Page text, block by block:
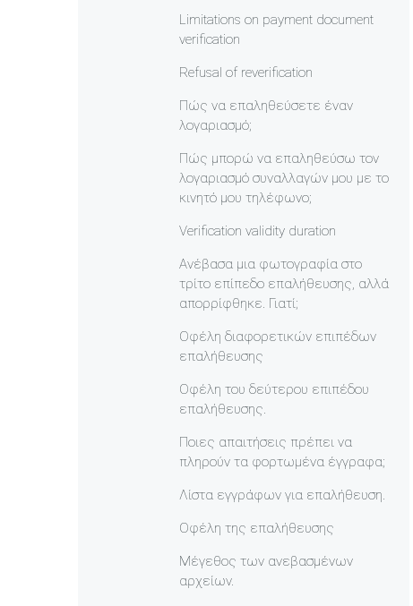
Limitations on payment document
verification
Refusal of reverification
Πώς να επαληθεύσετε έναν
λογαριασμό;
Πώς μπορώ να επαληθεύσω τον
λογαριασμό συναλλαγών μου με το
κινητό μου τηλέφωνο;
Verification validity duration
Ανέβασα μια φωτογραφία στο
τρίτο επίπεδο επαλήθευσης, αλλά
απορρίφθηκε. Γιατί;
Οφέλη διαφορετικών επιπέδων
επαλήθευσης
Οφέλη του δεύτερου επιπέδου
επαλήθευσης.
Ποιες απαιτήσεις πρέπει να
πληρούν τα φορτωμένα έγγραφα;
Λίστα εγγράφων για επαλήθευση.
Οφέλη της επαλήθευσης
Μέγεθος των ανεβασμένων
αρχείων.